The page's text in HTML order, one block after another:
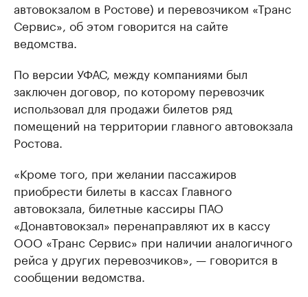
автовокзалом в Ростове) и перевозчиком «Транс
Сервис», об этом говорится на сайте
ведомства.
По версии УФАС, между компаниями был
заключен договор, по которому перевозчик
использовал для продажи билетов ряд
помещений на территории главного автовокзала
Ростова.
«Кроме того, при желании пассажиров
приобрести билеты в кассах Главного
автовокзала, билетные кассиры ПАО
«Донавтовокзал» перенаправляют их в кассу
ООО «Транс Сервис» при наличии аналогичного
рейса у других перевозчиков», — говорится в
сообщении ведомства.